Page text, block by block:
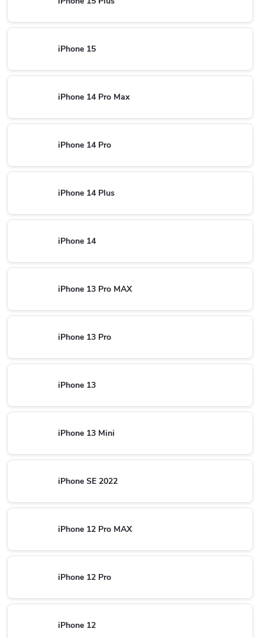
iPhone 15
iPhone 14 Pro Max
iPhone 14 Pro
iPhone 14 Plus
iPhone 14
iPhone 13 Pro MAX
iPhone 13 Pro
iPhone 13
iPhone 13 Mini
iPhone SE 2022
iPhone 12 Pro MAX
iPhone 12 Pro
iPhone 12